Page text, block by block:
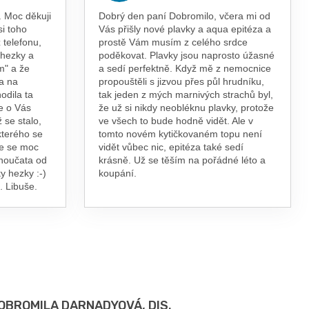
Moc děkuji
toho
a
a že
na
ta
o Vás
se stalo,
se
se moc
od
hezky :-)
Libuše.
Dobrý den paní Dobromilo, včera mi od
Vás přišly nové plavky a aqua epitéza a
prostě Vám musím z celého srdce
poděkovat. Plavky jsou naprosto úžasné
a sedí perfektně. Když mě z nemocnice
propouštěli s jizvou přes půl hrudníku,
tak jeden z mých marnivých strachů byl,
že už si nikdy neobléknu plavky, protože
ve všech to bude hodně vidět. Ale v
tomto novém kytičkovaném topu není
vidět vůbec nic, epitéza také sedí
krásně. Už se těším na pořádné léto a
koupání.
DARNADYOVÁ, DIS.